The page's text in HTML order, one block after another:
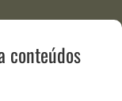
conteúdos